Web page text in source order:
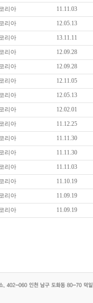
리아 11.11.03
리아 12.05.13
리아 13.11.11
리아 12.09.28
리아 12.09.28
리아 12.11.05
리아 12.05.13
리아 12.02.01
리아 11.12.25
리아 11.11.30
리아 11.11.30
리아 11.11.03
리아 11.10.19
리아 11.09.19
리아 11.09.19